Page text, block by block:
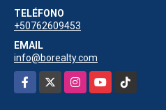
TELÉFONO
+50762609453
EMAIL
info@borealty.com
Facebook
InstagramYouTubeTikTok